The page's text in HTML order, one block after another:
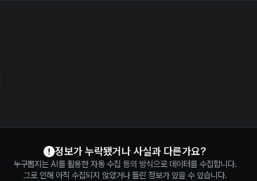
정보가 누락됐거나 사실과 다른가요?
누구뽑지는 AI를 활용한 자동 수집 등의 방식으로 데이터를 수집합니다.
그로 인해 아직 수집되지 않았거나 틀린 정보가 있을 수 있습니다.